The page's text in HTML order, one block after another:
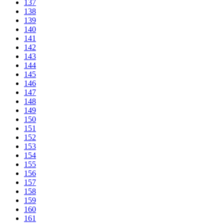
137
138
139
140
141
142
143
144
145
146
147
148
149
150
151
152
153
154
155
156
157
158
159
160
161